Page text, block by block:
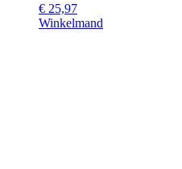
€ 25,97
Winkelmand